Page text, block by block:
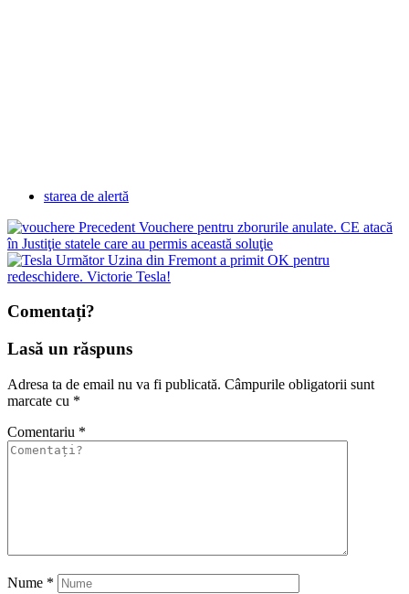
starea de alertă
Precedent Vouchere pentru zborurile anulate. CE atacă
în Justiţie statele care au permis această soluţie
Următor Uzina din Fremont a primit OK pentru
redeschidere. Victorie Tesla!
Comentați?
Lasă un răspuns
Adresa ta de email nu va fi publicată. Câmpurile obligatorii sunt
marcate cu *
Comentariu *
Nume *